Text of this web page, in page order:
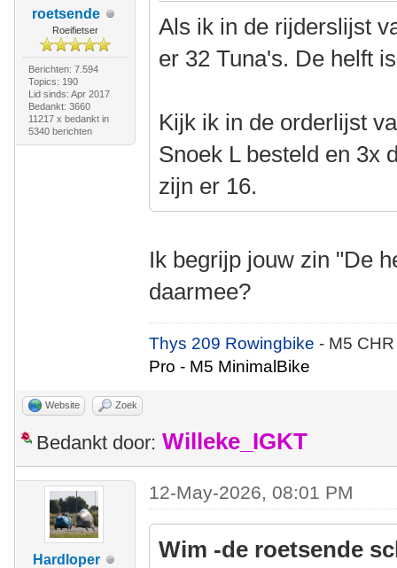
roetsende
Roeifietser
Berichten: 7.594
Topics: 190
Lid sinds: Apr 2017
Bedankt: 3660
11217 x bedankt in
5340 berichten
Als ik in de rijderslijst
er 32 Tuna's. De helft
Kijk ik in de orderlijst
Snoek L besteld en 3x
zijn er 16.
Ik begrijp jouw zin "De
daarmee?
Thys 209 Rowingbike- M5
Pro - M5 MinimalBike
Website Zoek
Bedankt door: Willeke_IGKT
Hardloper
12-May-2026, 08:01 PM
Wim -de roetsende